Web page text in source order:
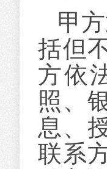
甲
括但
方依
照、
息、
联系